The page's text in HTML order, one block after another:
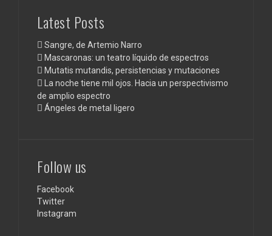
Latest Posts
Sangre, de Artemio Narro
Mascaronas: un teatro líquido de espectros
Mutatis mutandis, persistencias y mutaciones
La noche tiene mil ojos. Hacia un perspectivismo
de amplio espectro
Ángeles de metal ligero
Follow us
Facebook
Twitter
Instagram